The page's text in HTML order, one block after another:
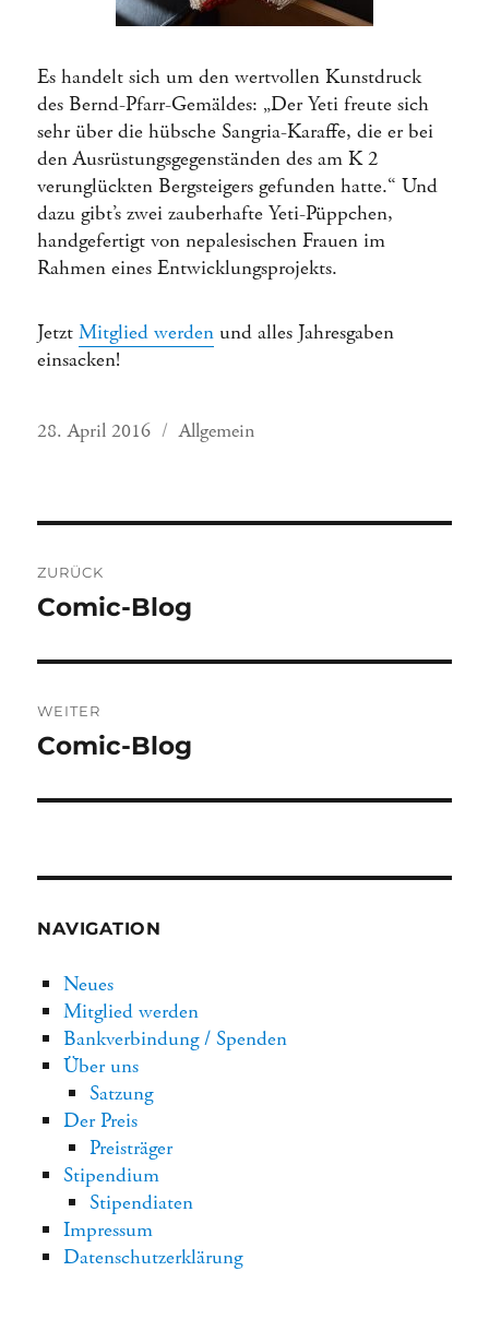
Es handelt sich um den wertvollen Kunstdruck
des Bernd-Pfarr-Gemäldes: „Der Yeti freute sich
sehr über die hübsche Sangria-Karaffe, die er bei
den Ausrüstungsgegenständen des am K 2
verunglückten Bergsteigers gefunden hatte.“ Und
dazu gibt’s zwei zauberhafte Yeti-Püppchen,
handgefertigt von nepalesischen Frauen im
Rahmen eines Entwicklungsprojekts.
JetztMitglied werden und alles Jahresgaben
einsacken!
Veröffentlicht
28. April 2016 Kategorien
Allgemein
ZURÜCK
Vorheriger
Comic-Blog
WEITER
Nächster
Comic-Blog
NAVIGATION
Neues
Mitglied werden
Bankverbindung / Spenden
Über uns
Satzung
Der Preis
Preisträger
Stipendium
Stipendiaten
Impressum
Datenschutzerklärung